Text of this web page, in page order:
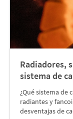
Radiadores,
sistema de
¿Qué sistema de
radiantes y
desventajas de